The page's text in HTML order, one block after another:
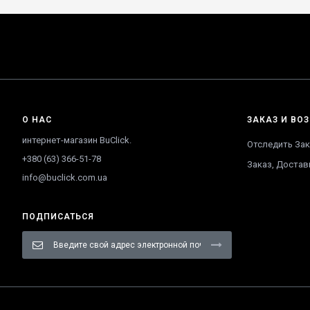
О НАС
интернет-магазин BuClick.
+380 (63) 366-51-78
info@buclick.com.ua
ПОДПИСАТЬСЯ
Up
for
ЗАКАЗ И
Отследить
Заказ,